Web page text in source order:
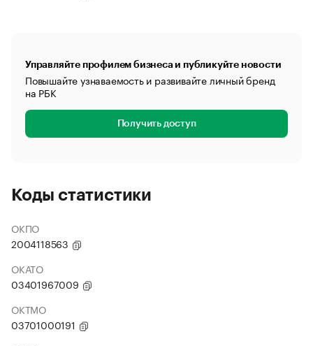
Управляйте профилем бизнеса и публикуйте новости
Повышайте узнаваемость и развивайте личный бренд
на РБК
Получить доступ
Коды статистики
ОКПО
2004118563
ОКАТО
03401967009
ОКТМО
03701000191